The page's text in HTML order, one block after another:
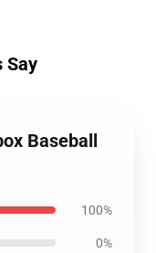
Say
Baseball
100%
0%